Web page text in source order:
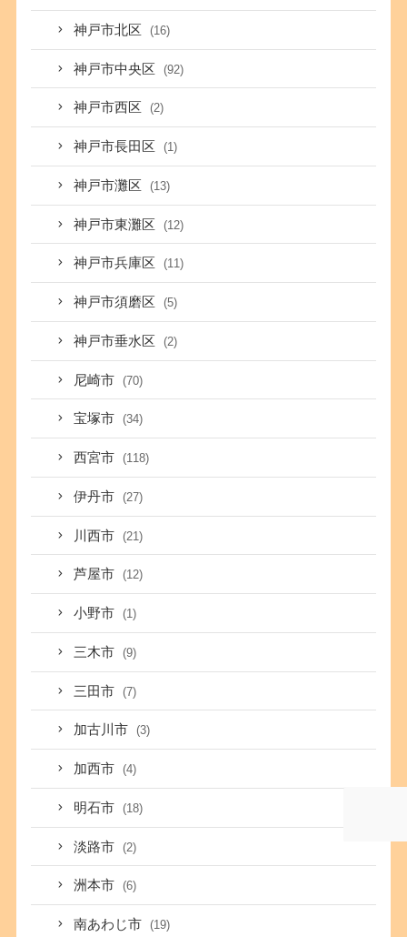
神戸市北区 (16)
神戸市中央区 (92)
神戸市西区 (2)
神戸市長田区 (1)
神戸市灘区 (13)
神戸市東灘区 (12)
神戸市兵庫区 (11)
神戸市須磨区 (5)
神戸市垂水区 (2)
尼崎市 (70)
宝塚市 (34)
西宮市 (118)
伊丹市 (27)
川西市 (21)
芦屋市 (12)
小野市 (1)
三木市 (9)
三田市 (7)
加古川市 (3)
加西市 (4)
明石市 (18)
淡路市 (2)
洲本市 (6)
南あわじ市 (19)